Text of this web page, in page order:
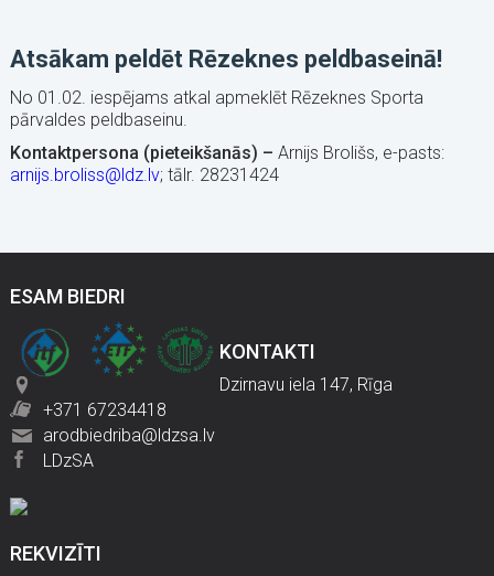
Atsākam peldēt Rēzeknes peldbaseinā!
No 01.02. iespējams atkal apmeklēt Rēzeknes Sporta
pārvaldes peldbaseinu.
Kontaktpersona (pieteikšanās) – Arnijs Brolišs, e-pasts:
arnijs.broliss@ldz.lv; tālr. 28231424
ESAM BIEDRI
KONTAKTI
Dzirnavu iela 147, Rīga
+371 67234418
arodbiedriba@ldzsa.lv
LDzSA
REKVIZĪTI